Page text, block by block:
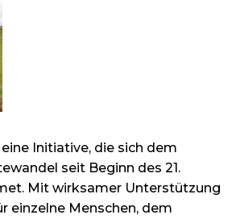
Initiative, die sich dem
seit Beginn des 21.
Mit wirksamer Unterstützung
einzelne Menschen, dem